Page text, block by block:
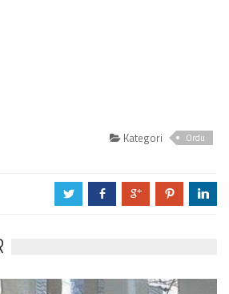
Kategori Ordu
a b c d j